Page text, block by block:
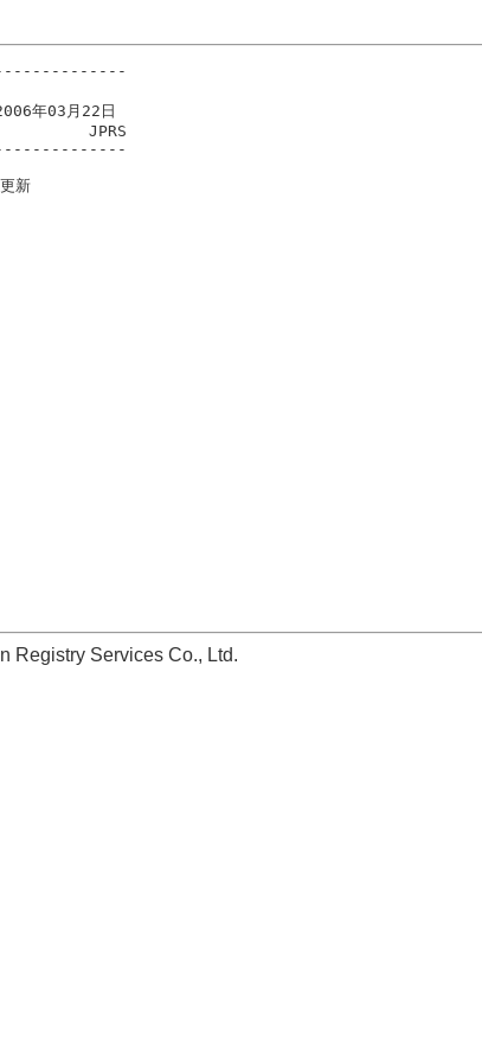
年03月22日
JPRS
新
Services Co., Ltd.